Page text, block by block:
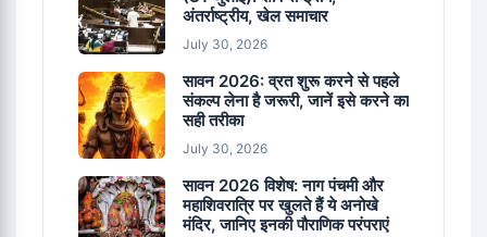
अंतर्राष्ट्रीय, खेल समाचार
July 30, 2026
सावन 2026: व्रत शुरू करने से पहले
संकल्प लेना है जरूरी, जानें इसे करने का
सही तरीका
July 30, 2026
सावन 2026 विशेष: नाग पंचमी और
महाशिवरात्रि पर खुलते हैं ये अनोखे
मंदिर, जानिए इनकी पौराणिक परंपराएं